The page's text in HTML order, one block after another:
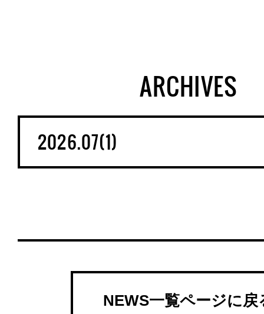
ARCHIVES
NEWS一覧ページに戻